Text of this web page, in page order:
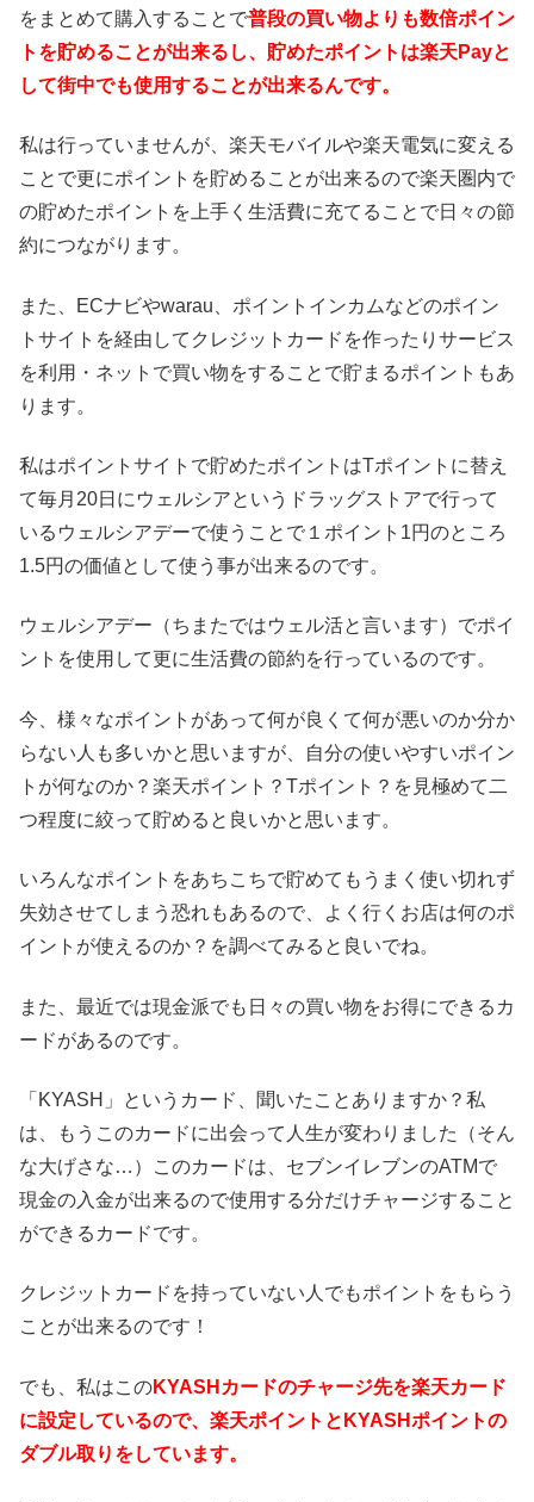
をまとめて購入することで普段の買い物よりも数倍ポイン
トを貯めることが出来るし、貯めたポイントは楽天Payと
して街中でも使用することが出来るんです。
私は行っていませんが、楽天モバイルや楽天電気に変える
ことで更にポイントを貯めることが出来るので楽天圏内で
の貯めたポイントを上手く生活費に充てることで日々の節
約につながります。
また、ECナビやwarau、ポイントインカムなどのポイン
トサイトを経由してクレジットカードを作ったりサービス
を利用・ネットで買い物をすることで貯まるポイントもあ
ります。
私はポイントサイトで貯めたポイントはTポイントに替え
て毎月20日にウェルシアというドラッグストアで行って
いるウェルシアデーで使うことで１ポイント1円のところ
1.5円の価値として使う事が出来るのです。
ウェルシアデー（ちまたではウェル活と言います）でポイ
ントを使用して更に生活費の節約を行っているのです。
今、様々なポイントがあって何が良くて何が悪いのか分か
らない人も多いかと思いますが、自分の使いやすいポイン
トが何なのか？楽天ポイント？Tポイント？を見極めて二
つ程度に絞って貯めると良いかと思います。
いろんなポイントをあちこちで貯めてもうまく使い切れず
失効させてしまう恐れもあるので、よく行くお店は何のポ
イントが使えるのか？を調べてみると良いでね。
また、最近では現金派でも日々の買い物をお得にできるカ
ードがあるのです。
「KYASH」というカード、聞いたことありますか？私
は、もうこのカードに出会って人生が変わりました（そん
な大げさな…）このカードは、セブンイレブンのATMで
現金の入金が出来るので使用する分だけチャージすること
ができるカードです。
クレジットカードを持っていない人でもポイントをもらう
ことが出来るのです！
でも、私はこのKYASHカードのチャージ先を楽天カード
に設定しているので、楽天ポイントとKYASHポイントの
ダブル取りをしています。